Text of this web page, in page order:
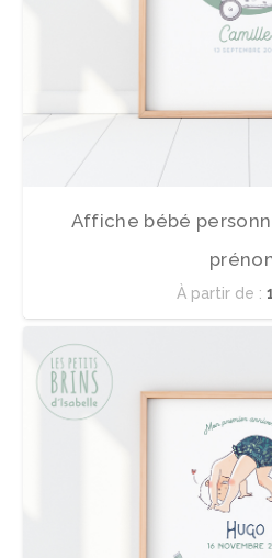
Affiche bébé
À partir de :